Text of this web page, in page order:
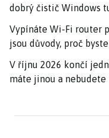
dobrý čistič Windows
Vypínáte Wi-Fi router
jsou důvody, proč
V říjnu 2026 končí
máte jinou a